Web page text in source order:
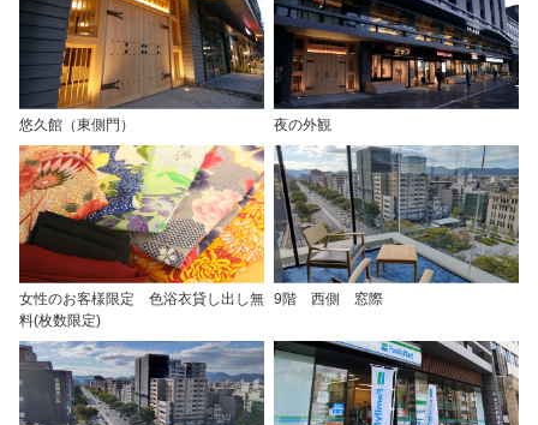
悠久館（東側門） 夜の外観
女性のお客様限定 色浴衣貸し出し無
料(枚数限定)
9階 西側 窓際